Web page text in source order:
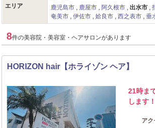
エリア
鹿児島市
鹿屋市 阿久根市 出水市
奄美市
伊佐市 姶良市 西之表市 垂
8件の美容院・美容室・ヘアサロンがあります
HORIZON hair【ホライゾン ヘア】
21時ま
します
アク